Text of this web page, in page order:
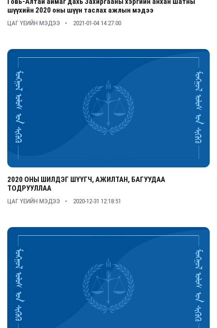
шүүхийн 2020 оны шүүн таслах ажлын мэдээ
ЦАГ ҮЕИЙН МЭДЭЭ 2021-01-04 14:27:00
2020 ОНЫ ШИЛДЭГ ШҮҮГЧ, АЖИЛТАН, БАГУУДАА
ТОДРУУЛЛАА
ЦАГ ҮЕИЙН МЭДЭЭ 2020-12-31 12:18:51